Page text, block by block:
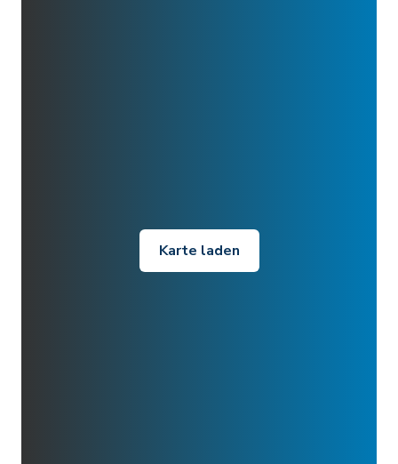
Karte laden